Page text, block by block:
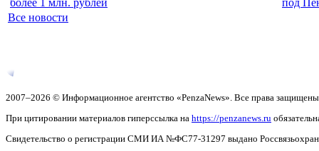
Все новости
2007–2026 © Информационное агентство «PenzaNews». Все права
При цитировании материалов гиперссылка на https://penzanews.ru
Свидетельство о регистрации СМИ ИА №ФС77-31297 выдано